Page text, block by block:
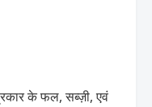
के फल, सब्ज़ी, एवं